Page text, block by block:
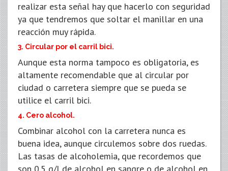
realizar esta señal hay que hacerlo con seguridad
ya que tendremos que soltar el manillar en una
reacción muy rápida.
3. Circular por el carril bici.
Aunque esta norma tampoco es obligatoria, es
altamente recomendable que al circular por
ciudad o carretera siempre que se pueda se
utilice el carril bici.
4. Cero alcohol.
Combinar alcohol con la carretera nunca es
buena idea, aunque circulemos sobre dos ruedas.
Las tasas de alcoholemia, que recordemos que